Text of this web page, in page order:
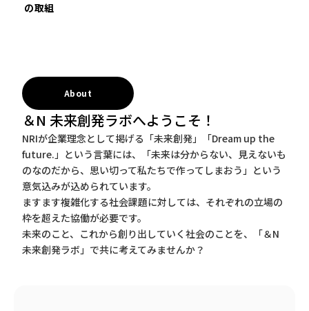
の取組
About
＆N 未来創発ラボへようこそ！
NRIが企業理念として掲げる「未来創発」「Dream up the
future.」という言葉には、「未来は分からない、見えないも
のなのだから、思い切って私たちで作ってしまおう」という
意気込みが込められています。
ますます複雑化する社会課題に対しては、それぞれの立場の
枠を超えた協働が必要です。
未来のこと、これから創り出していく社会のことを、「＆N
未来創発ラボ」で共に考えてみませんか？